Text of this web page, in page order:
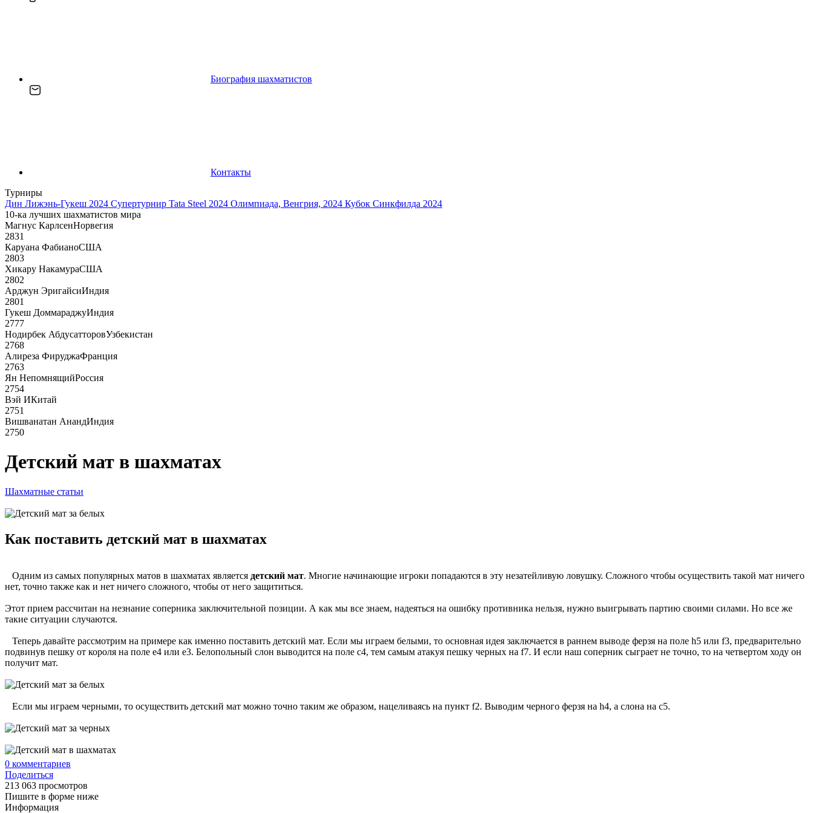
Биография шахматистов
Контакты
Турниры
Дин Лижэнь-Гукеш 2024 Супертурнир Tata Steel 2024 Олимпиада, Венгрия, 2024 Кубок Синкфилда 2024
10-ка лучших шахматистов мира
Магнус КарлсенНорвегия
2831
Каруана ФабианоСША
2803
Хикару НакамураСША
2802
Арджун ЭригайсиИндия
2801
Гукеш ДоммараджуИндия
2777
Нодирбек АбдусатторовУзбекистан
2768
Алиреза ФируджаФранция
2763
Ян НепомнящийРоссия
2754
Вэй ИКитай
2751
Вишванатан АнандИндия
2750
Детский мат в шахматах
Шахматные статьи
Как поставить детский мат в шахматах
Одним из самых популярных матов в шахматах является детский мат. Многие начинающие игроки попадаются в эту незатейливую ловушку. Сложного чтобы осуществить такой мат ничего
нет, точно также как и нет ничего сложного, чтобы от него защититься.
Этот прием рассчитан на незнание соперника заключительной позиции. А как мы все знаем, надеяться на ошибку противника нельзя, нужно выигрывать партию своими силами. Но все же
такие ситуации случаются.
Теперь давайте рассмотрим на примере как именно поставить детский мат. Если мы играем белыми, то основная идея заключается в раннем выводе ферзя на поле h5 или f3, предварительно
подвинув пешку от короля на поле е4 или е3. Белопольный слон выводится на поле с4, тем самым атакуя пешку черных на f7. И если наш соперник сыграет не точно, то на четвертом ходу он
получит мат.
Если мы играем черными, то осуществить детский мат можно точно таким же образом, нацеливаясь на пункт f2. Выводим черного ферзя на h4, а слона на с5.
0 комментариев
Поделиться
213 063 просмотров
Пишите в форме ниже
Информация